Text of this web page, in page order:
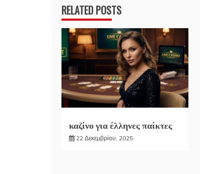
RELATED POSTS
καζίνο για έλληνες παίκτες
22 Δεκεμβρίου, 2025